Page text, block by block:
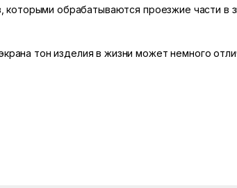
которыми обрабатываются проезжие части в
тон изделия в жизни может немного